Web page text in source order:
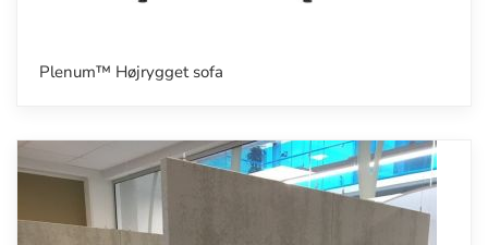
Plenum™ Højrygget sofa